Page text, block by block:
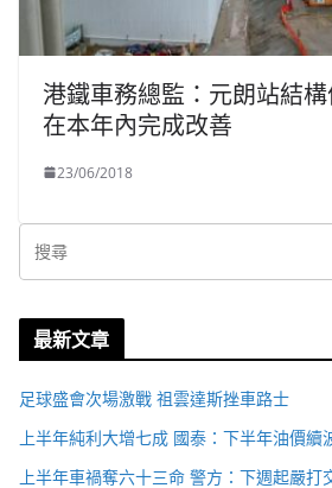
港鐵車務總監：元朗站結
在本年內完成改善
23/06/2018
最新文章
足球盛會次場激戰 祖雲達斯挫車路士
上半年純利大增七成 國泰：下半年油價續
上半年車禍奪六十三命 警方：下週起嚴打